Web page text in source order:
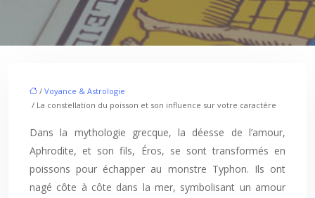
/ Voyance & Astrologie
/ La constellation du poisson et son influence sur votre caractère
Dans la mythologie grecque, la déesse de l’amour,
Aphrodite, et son fils, Éros, se sont transformés en
poissons pour échapper au monstre Typhon. Ils ont
nagé côte à côte dans la mer, symbolisant un amour